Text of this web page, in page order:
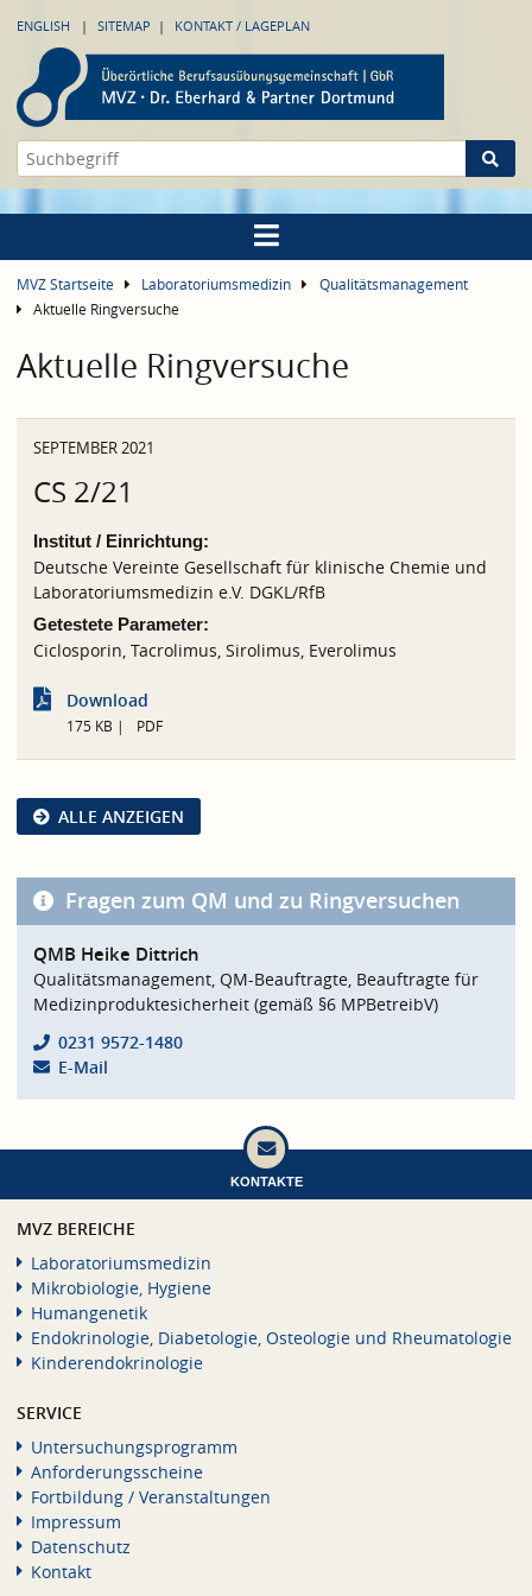
ENGLISH SITEMAP KONTAKT / LAGEPLAN
MVZ Startseite Laboratoriumsmedizin
Qualitätsmanagement
Aktuelle Ringversuche
Aktuelle Ringversuche
SEPTEMBER 2021
CS 2/21
Institut / Einrichtung:
Deutsche Vereinte Gesellschaft für klinische Chemie und
Laboratoriumsmedizin e.V. DGKL/RfB
Getestete Parameter:
Ciclosporin, Tacrolimus, Sirolimus, Everolimus
Download
175 KB PDF
ALLE ANZEIGEN
Fragen zum QM und zu Ringversuchen
QMB Heike Dittrich
Qualitätsmanagement, QM-Beauftragte, Beauftragte für
Medizinproduktesicherheit (gemäß §6 MPBetreibV)
0231 9572-1480
E-Mail
KONTAKTE
MVZ BEREICHE
Laboratoriumsmedizin
Mikrobiologie, Hygiene
Humangenetik
Endokrinologie, Diabetologie, Osteologie und Rheumatologie
Kinderendokrinologie
SERVICE
Untersuchungsprogramm
Anforderungsscheine
Fortbildung / Veranstaltungen
Impressum
Datenschutz
Kontakt